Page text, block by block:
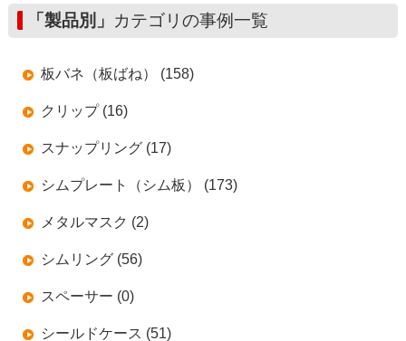
「製品別」 カテゴリの事例一覧
板バネ（板ばね） (158)
クリップ (16)
スナップリング (17)
シムプレート（シム板） (173)
メタルマスク (2)
シムリング (56)
スペーサー (0)
シールドケース (51)